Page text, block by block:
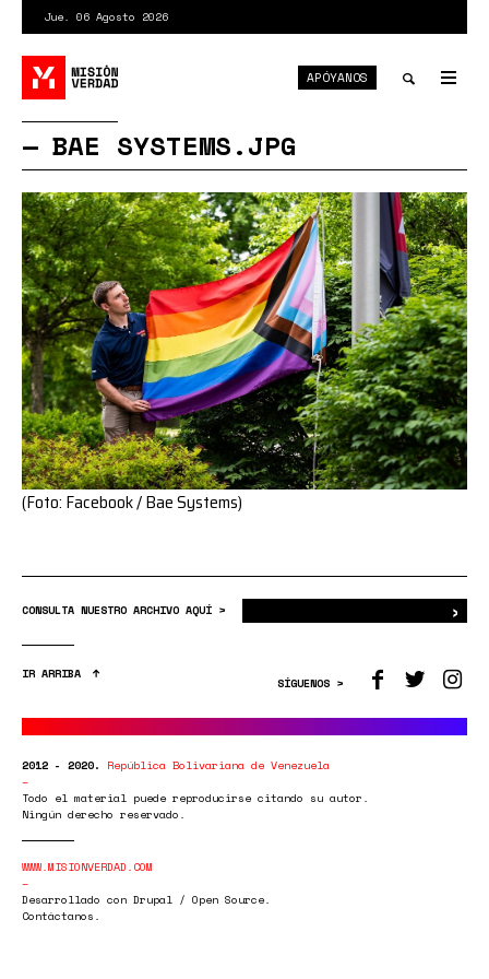
contenido
principal
Jue. 06 Agosto 2026
search
APÓYANOS
BAE SYSTEMS.JPG
(Foto: Facebook / Bae Systems)
CONSULTA NUESTRO ARCHIVO AQUÍ > ›
IR ARRIBA
SÍGUENOS >
2012 - 2020. República Bolivariana de Venezuela
Todo el material puede reproducirse citando su autor.
Ningún derecho reservado.
WWW.MISIONVERDAD.COM
Desarrollado con Drupal / Open Source.
Contáctanos.